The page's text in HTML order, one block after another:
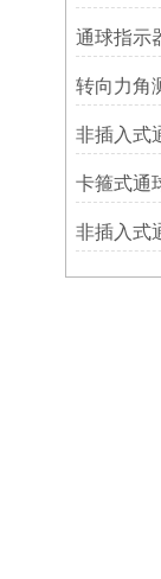
通球指示
转向力角